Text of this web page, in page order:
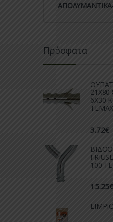
Πρόσφατα
ΟΥΠΑΤ
21Χ80
6X30
3.72€
100
15.25€